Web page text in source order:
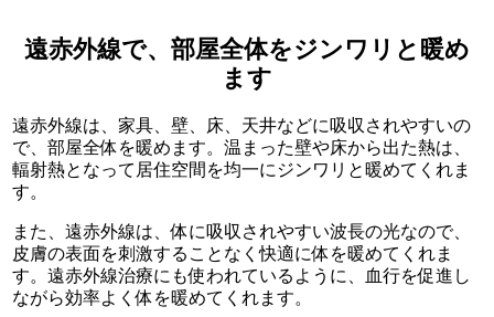
遠赤外線で、部屋全体をジンワリと暖め
ます
遠赤外線は、家具、壁、床、天井などに吸収されやすいの
で、部屋全体を暖めます。温まった壁や床から出た熱は、
輻射熱となって居住空間を均一にジンワリと暖めてくれま
す。
また、遠赤外線は、体に吸収されやすい波長の光なので、
皮膚の表面を刺激することなく快適に体を暖めてくれま
す。遠赤外線治療にも使われているように、血行を促進し
ながら効率よく体を暖めてくれます。